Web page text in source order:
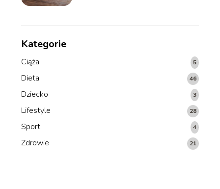
Kategorie
Ciąża 5
Dieta 46
Dziecko 3
Lifestyle 28
Sport 4
Zdrowie 21